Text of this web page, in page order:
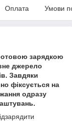
Оплата Умови
зарядкою
джерело
Завдяки
фіксується на
одразу